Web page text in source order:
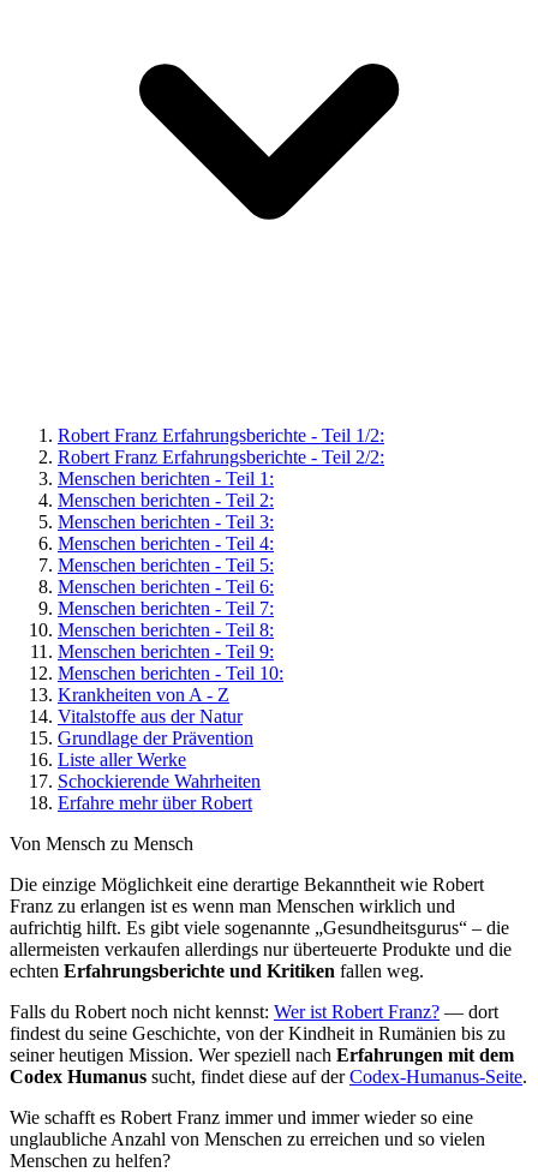
Robert Franz Erfahrungsberichte - Teil 1/2:
Robert Franz Erfahrungsberichte - Teil 2/2:
Menschen berichten - Teil 1:
Menschen berichten - Teil 2:
Menschen berichten - Teil 3:
Menschen berichten - Teil 4:
Menschen berichten - Teil 5:
Menschen berichten - Teil 6:
Menschen berichten - Teil 7:
Menschen berichten - Teil 8:
Menschen berichten - Teil 9:
Menschen berichten - Teil 10:
Krankheiten von A - Z
Vitalstoffe aus der Natur
Grundlage der Prävention
Liste aller Werke
Schockierende Wahrheiten
Erfahre mehr über Robert
Von Mensch zu Mensch
Die einzige Möglichkeit eine derartige Bekanntheit wie Robert
Franz zu erlangen ist es wenn man Menschen wirklich und
aufrichtig hilft. Es gibt viele sogenannte „Gesundheitsgurus“ – die
allermeisten verkaufen allerdings nur überteuerte Produkte und die
echten Erfahrungsberichte und Kritiken fallen weg.
Falls du Robert noch nicht kennst: Wer ist Robert Franz? — dort
findest du seine Geschichte, von der Kindheit in Rumänien bis zu
seiner heutigen Mission. Wer speziell nach Erfahrungen mit dem
Codex Humanus sucht, findet diese auf derCodex-Humanus-Seite.
Wie schafft es Robert Franz immer und immer wieder so eine
unglaubliche Anzahl von Menschen zu erreichen und so vielen
Menschen zu helfen?